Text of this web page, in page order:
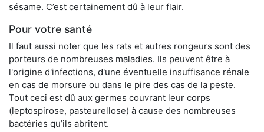
sésame. C’est certainement dû à leur flair.
Pour votre santé
Il faut aussi noter que les rats et autres rongeurs sont des
porteurs de nombreuses maladies. Ils peuvent être à
l'origine d'infections, d'une éventuelle insuffisance rénale
en cas de morsure ou dans le pire des cas de la peste.
Tout ceci est dû aux germes couvrant leur corps
(leptospirose, pasteurellose) à cause des nombreuses
bactéries qu’ils abritent.